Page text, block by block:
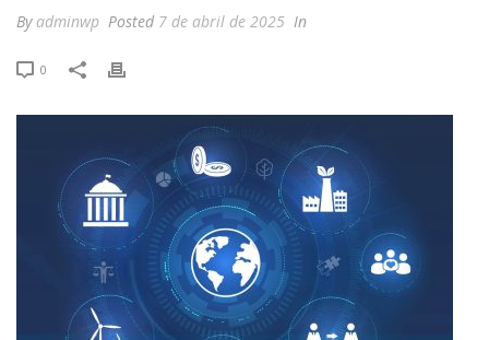
Byadminwp Posted 7 de abril de 2025 In
0